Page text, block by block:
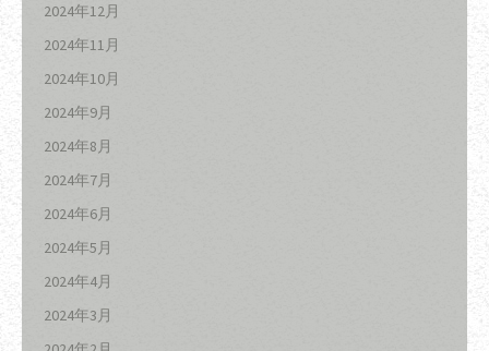
2024年12月
2024年11月
2024年10月
2024年9月
2024年8月
2024年7月
2024年6月
2024年5月
2024年4月
2024年3月